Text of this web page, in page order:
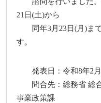
21日(土)から
同年3月23日(月)まで
す。
発表日：令和8年2月
問合先：総務省 総合
事業政策課